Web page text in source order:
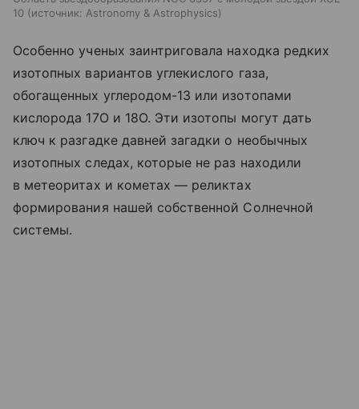
10
источник: Astronomy & Astrophysics
Особенно ученых заинтриговала находка редких
изотопных вариантов углекислого газа,
обогащенных углеродом-13 или изотопами
кислорода 17O и 18O. Эти изотопы могут дать
ключ к разгадке давней загадки о необычных
изотопных следах, которые не раз находили
в метеоритах и кометах — реликтах
формирования нашей собственной Солнечной
системы.